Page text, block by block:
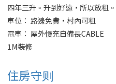
四年三升。升到好遠，所以放租。
車位： 路邊免費，村內可租
電車： 屋外慢充自備長CABLE
1M裝修
住房守则